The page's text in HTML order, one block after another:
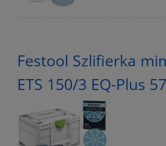
Festool Szlifierka
ETS 150/3 EQ-Plus